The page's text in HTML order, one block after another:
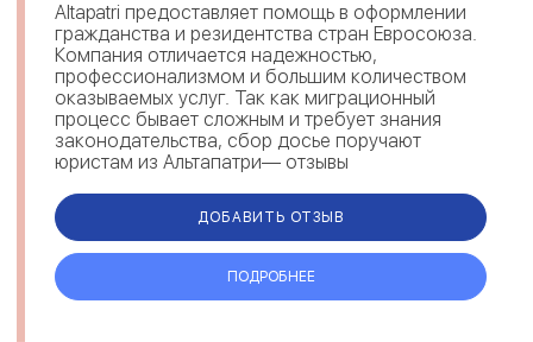
Altapatri предоставляет помощь в оформлении
гражданства и резидентства стран Евросоюза.
Компания отличается надежностью,
профессионализмом и большим количеством
оказываемых услуг. Так как миграционный
процесс бывает сложным и требует знания
законодательства, сбор досье поручают
юристам из Альтапатри— отзывы
вопросов и предостав...
ДОБАВИТЬ ОТЗЫВ
ПОДРОБНЕЕ